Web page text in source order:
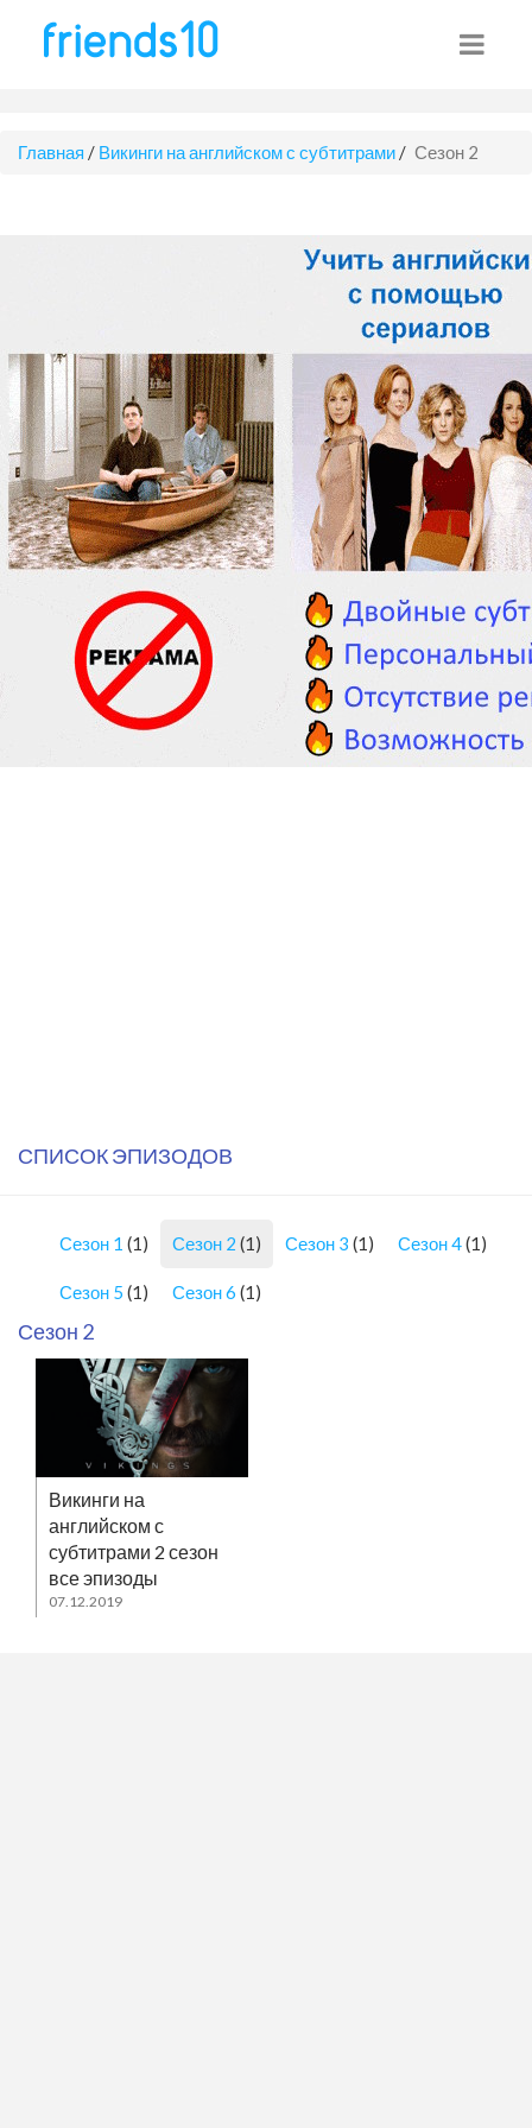
Главная / Викинги на английском с субтитрами / Сезон 2
СПИСОК ЭПИЗОДОВ
Сезон 1 (1) Сезон 2 (1) Сезон 3 (1) Сезон 4(1)
Сезон 5 (1) Сезон 6 (1)
Сезон 2
Викинги на
английском с
субтитрами 2 сезон
все эпизоды
07.12.2019